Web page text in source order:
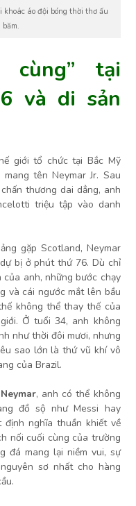
áo đội bóng thời thơ ấu
băm.
cùng” tại
và di sản
giới tổ chức tại Bắc Mỹ
tên Neymar Jr. Sau
thương dai dẳng, anh
triệu tập vào danh
gặp Scotland, Neymar
bị ở phút thứ 76. Dù chỉ
anh, những bước chạy
và cái ngước mắt lên bầu
không thể thay thế của
Ở tuổi 34, anh không
như thời đôi mươi, nhưng
sao lớn là thứ vũ khí vô
của Brazil.
, anh có thể không
đồ sộ như Messi hay
định nghĩa thuần khiết về
nối cuối cùng của trường
đá mang lại niềm vui, sự
sơ nhất cho hàng